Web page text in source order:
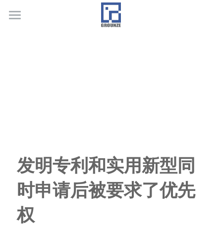
行业新闻
发明专利和实用新型同
时申请后被要求了优先
权